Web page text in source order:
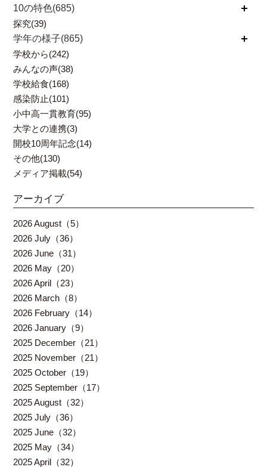
10の特色(685)
開く
探究(39)
学年の様子(865)
開く
学校から(242)
みんなの声(38)
学校給食(168)
感染防止(101)
小中高一貫教育(95)
大学との連携(3)
開校10周年記念(14)
その他(130)
メディア掲載(54)
アーカイブ
2026 August（5）
2026 July（36）
2026 June（31）
2026 May（20）
2026 April（23）
2026 March（8）
2026 February（14）
2026 January（9）
2025 December（21）
2025 November（21）
2025 October（19）
2025 September（17）
2025 August（32）
2025 July（36）
2025 June（32）
2025 May（34）
2025 April（32）